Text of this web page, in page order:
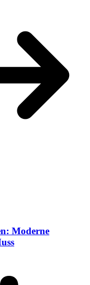
Moderne